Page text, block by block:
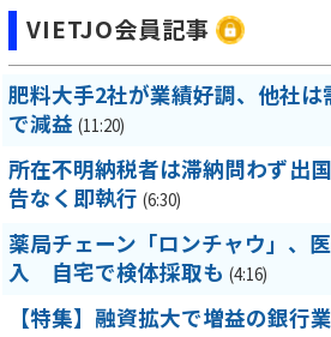
VIETJO会員記事
肥料大手2社が業績好調、他社
で減益 (11:20)
所在不明納税者は滞納問わず出
告なく即執行 (6:30)
薬局チェーン「ロンチャウ」、
入 自宅で検体採取も (4:16)
【特集】融資拡大で増益の銀行